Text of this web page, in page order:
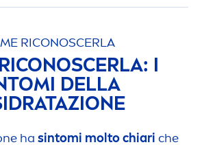
RICONOSCERLA
I
DELLA
ha sintomi molto chiari che